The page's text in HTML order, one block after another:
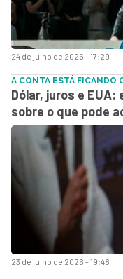
24 de julho de 2026 - 17:29
23 de julho de 2026 - 19:48
A CONTA ESTÁ FICANDO
Dólar, juros e
sobre o que pode